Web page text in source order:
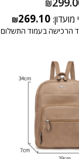
₪
מועדון: ₪269.10
הרכישה בעמוד התשלום